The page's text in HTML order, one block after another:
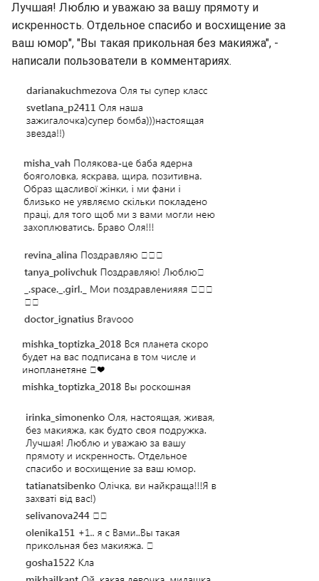
Лучшая! Люблю и уважаю за вашу прямоту и
искренность. Отдельное спасибо и восхищение за
ваш юмор", "Вы такая прикольная без макияжа", -
написали пользователи в комментариях.